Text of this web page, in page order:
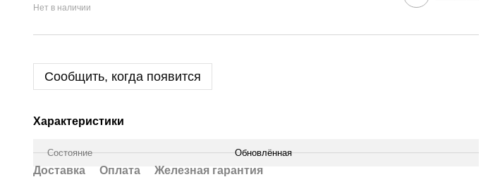
Нет в наличии
Сообщить, когда появится
Характеристики
Состояние Обновлённая
Доставка Оплата Железная гарантия